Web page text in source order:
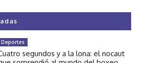
Deportes
segundos y a la lona: el nocaut